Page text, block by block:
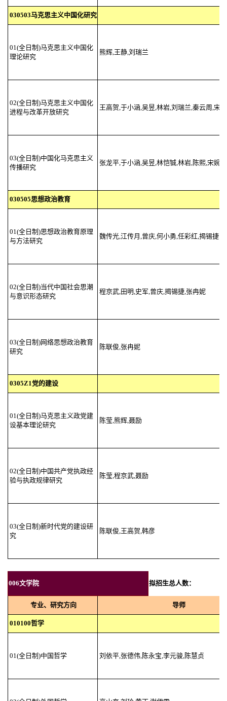
030503马克思主义中国化研究
01(全日制)马克思主义中国化
理论研究
熊辉,王静,刘瑞兰
02(全日制)马克思主义中国化
进程与改革开放研究
王高贺,于小涵,吴昱,林岩,刘瑞兰,秦云周,宋
03(全日制)中国化马克思主义
传播研究
张龙平,于小涵,吴昱,林恺铖,林岩,陈熙,宋婉贞
030505思想政治教育
01(全日制)思想政治教育原理
与方法研究
魏传光,江传月,曾庆,何小勇,任彩红,揭锡捷
02(全日制)当代中国社会思潮
与意识形态研究
程京武,田明,史军,曾庆,揭锡捷,张冉妮
03(全日制)网络思想政治教育
研究
陈联俊,张冉妮
0305Z1党的建设
01(全日制)马克思主义政党建
设基本理论研究
陈莹,熊辉,聂励
02(全日制)中国共产党执政经
验与执政规律研究
陈莹,程京武,聂励
03(全日制)新时代党的建设研
究
陈联俊,王高贺,韩彦
006文学院 拟招生总人数：
专业、研究方向 导师
010100哲学
01(全日制)中国哲学 刘依平,张德伟,陈永宝,李元骏,陈慧贞